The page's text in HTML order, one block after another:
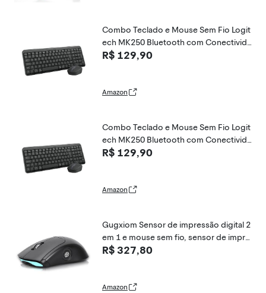
Combo Teclado e Mouse Sem Fio Logit
ech MK250 Bluetooth com Conectivida
de Rápida e Fácil, Design Compacto, M
ac - Grafite
R$ 129,90
Amazon
Combo Teclado e Mouse Sem Fio Logit
ech MK250 Bluetooth com Conectivida
de Rápida e Fácil, Design Compacto, M
ac - Grafite
R$ 129,90
Amazon
Gugxiom Sensor de impressão digital 2
em 1 e mouse sem fio, sensor de impre
ssão digital para Windows 7, 8, 10, 11 H
oth 5.0
R$ 327,80
Amazon